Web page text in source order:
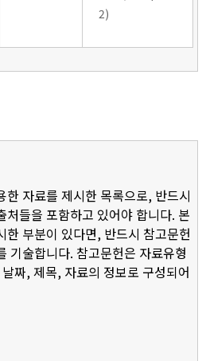
2)
한 자료를 제시한 목록으로, 반드시
처들을 포함하고 있어야 합니다. 본
한 부분이 있다면, 반드시 참고문헌
기술합니다. 참고문헌은 자료유형
짜, 제목, 자료의 정보로 구성되어